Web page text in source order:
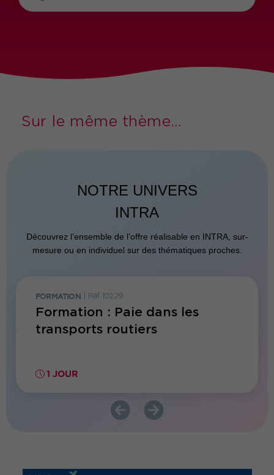
Sur le même thème...
NOTRE UNIVERS
INTRA
Découvrez l’ensemble de l’offre réalisable en INTRA, sur-
mesure ou en individuel sur des thématiques proches.
FORMATION Réf. 10229
Formation : Paie dans les
transports routiers
1 JOUR